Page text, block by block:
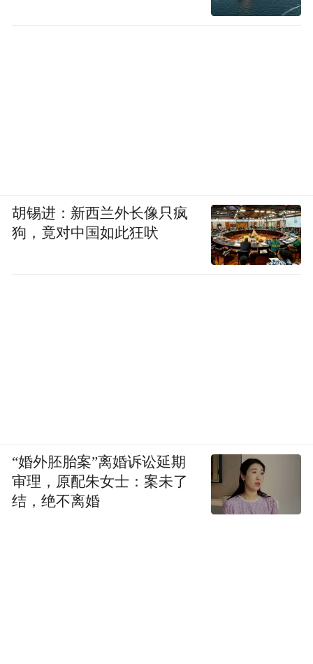
胡锡进：新西兰外长像只疯
狗，竟对中国如此狂吠
“婚外胚胎案”离婚诉讼延期
审理，原配朱女士：案未了
结，绝不离婚